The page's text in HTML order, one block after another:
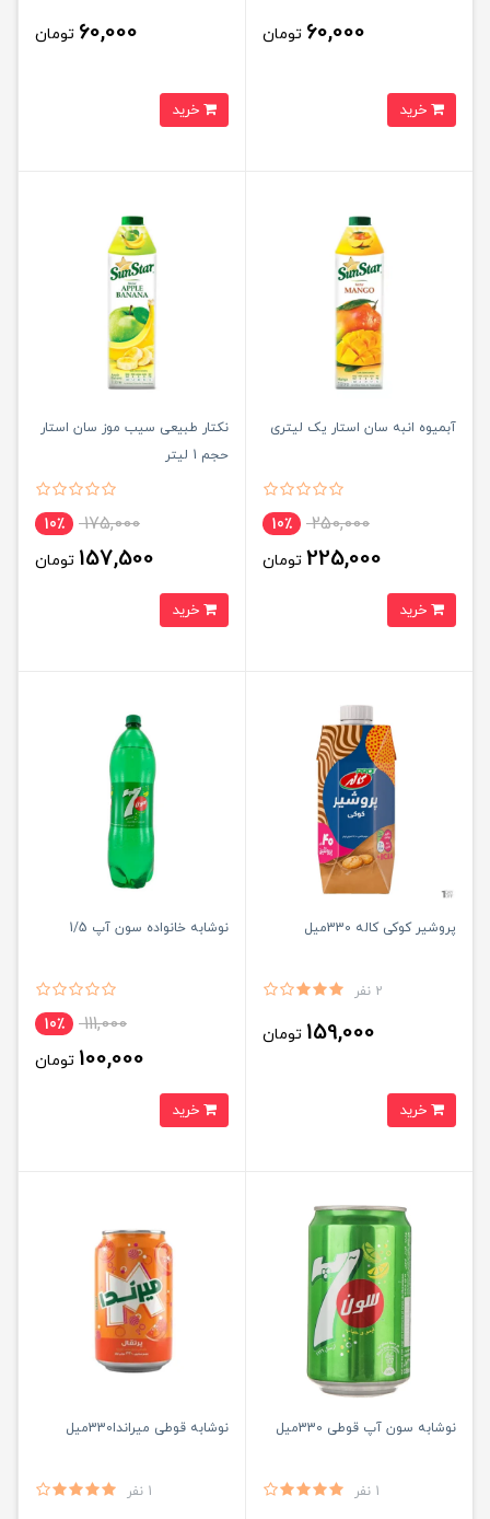
60,000 تومان 60,000 تومان
آبمیوه انبه سان استار یک لیتری
250,000 10٪
225,000 تومان
نکتار طبیعی سیب موز سان استار
حجم 1 لیتر
175,000 10٪
157,500 تومان
پروشیر کوکی کاله 330میل
2 نفر
159,000 تومان
نوشابه خانواده سون آپ 1/5
111,000 10٪
100,000 تومان
نوشابه سون آپ قوطی 330میل
1 نفر
نوشابه قوطی میراندا330میل
1 نفر